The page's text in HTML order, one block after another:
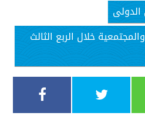
خلال الربع الثالث